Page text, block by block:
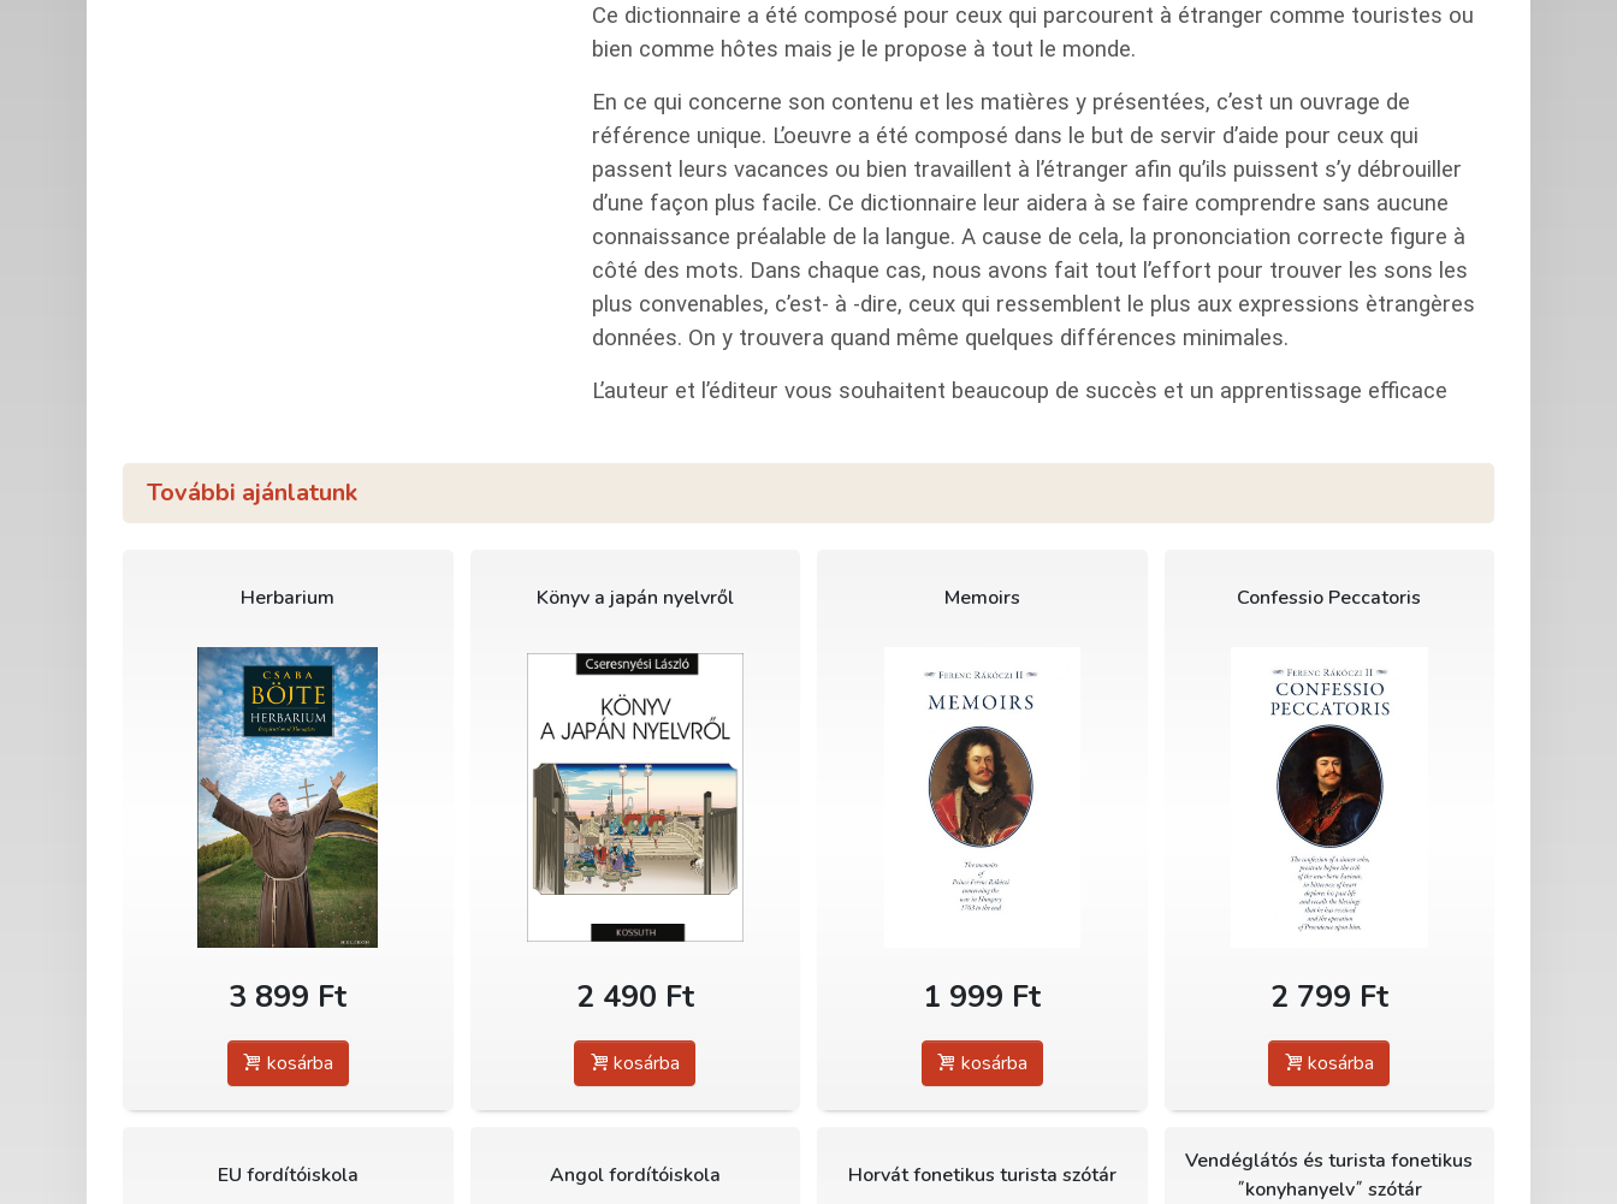
Ce dictionnaire a été composé pour ceux qui parcourent à étranger comme touristes ou
bien comme hôtes mais je le propose à tout le monde.
En ce qui concerne son contenu et les matières y présentées, c’est un ouvrage de
référence unique. L’oeuvre a été composé dans le but de servir d’aide pour ceux qui
passent leurs vacances ou bien travaillent à l’étranger afin qu’ils puissent s’y débrouiller
d’une façon plus facile. Ce dictionnaire leur aidera à se faire comprendre sans aucune
connaissance préalable de la langue. A cause de cela, la prononciation correcte figure à
côté des mots. Dans chaque cas, nous avons fait tout l’effort pour trouver les sons les
plus convenables, c’est- à -dire, ceux qui ressemblent le plus aux expressions ètrangères
données. On y trouvera quand même quelques différences minimales.
L’auteur et l’éditeur vous souhaitent beaucoup de succès et un apprentissage efficace
További ajánlatunk
Herbarium
3 899 Ft
kosárba
Könyv a japán nyelvről
2 490 Ft
kosárba
Memoirs
1 999 Ft
kosárba
Confessio Peccatoris
2 799 Ft
kosárba
EU fordítóiskola Angol fordítóiskola Horvát fonetikus turista szótár
Vendéglátós és turista fonetikus
˝konyhanyelv˝ szótár